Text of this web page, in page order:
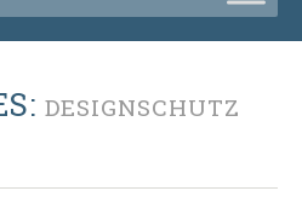
DESIGNSCHUTZ